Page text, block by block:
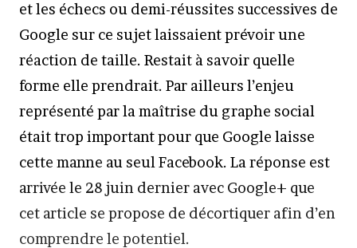
et les échecs ou demi-réussites successives de
Google sur ce sujet laissaient prévoir une
réaction de taille. Restait à savoir quelle
forme elle prendrait. Par ailleurs l’enjeu
représenté par la maîtrise du graphe social
était trop important pour que Google laisse
cette manne au seul Facebook. La réponse est
arrivée le 28 juin dernier avec Google+ que
cet article se propose de décortiquer afin d’en
comprendre le potentiel.